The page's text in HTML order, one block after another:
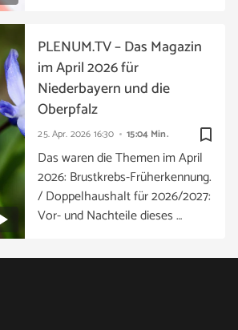
bookmark_border
25. Apr. 2026 16:30 15:04 Min.
PLENUM.TV – Das Magazin
im April 2026 für
Niederbayern und die
Oberpfalz
Das waren die Themen im April
2026: Brustkrebs-Früherkennung.
/ Doppelhaushalt für 2026/2027:
Vor- und Nachteile dieses …